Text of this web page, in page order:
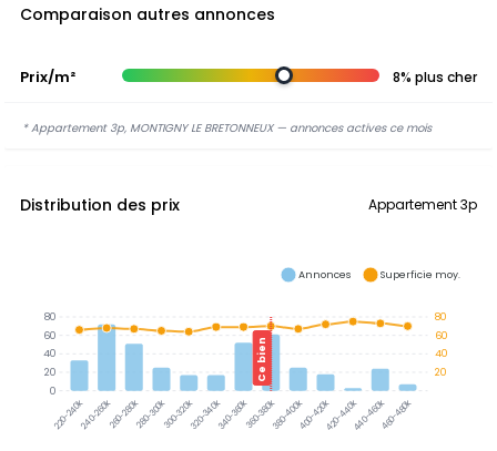
Comparaison autres annonces
Prix/m² 8% plus cher
* Appartement 3p, MONTIGNY LE BRETONNEUX — annonces actives ce mois
Distribution des prix Appartement 3p
220-240k240-260k260-280k280-300k300-320k320-340k340-360k360-380k380-400k400-420k420-440k440-460k460-480k
Ce bien
80
60
40
20
80
60
40
20
0
Annonces Superficie moy.